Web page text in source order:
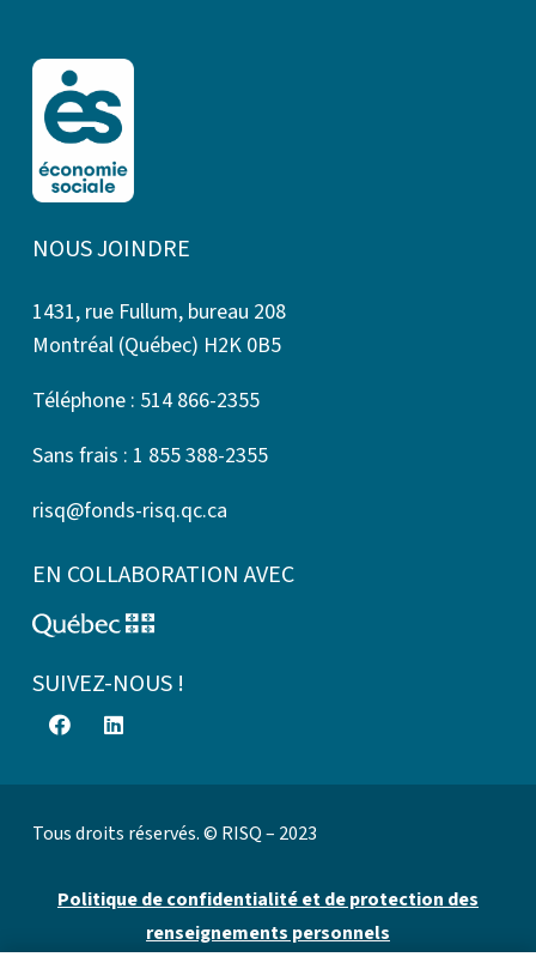
NOUS JOINDRE
1431, rue Fullum, bureau 208
Montréal (Québec) H2K 0B5
Téléphone : 514 866-2355
Sans frais : 1 855 388-2355
risq@fonds-risq.qc.ca
EN COLLABORATION AVEC
SUIVEZ-NOUS !
Tous droits réservés. © RISQ – 2023
Politique de confidentialité et de protection des
renseignements personnels